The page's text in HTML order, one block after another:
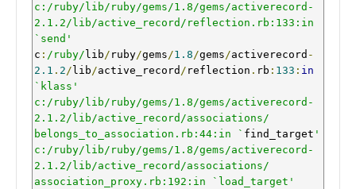
c:/ruby/lib/ruby/gems/1.8/gems/activerecord-
2.1.2/lib/active_record/reflection.rb:133:in
`send'
c : /ruby/ lib/ ruby/gems/1.8/gems/activerecord -
2.1 . 2/ lib/active_record / reflection . rb : 133 : in
`klass'
c:/ruby/lib/ruby/gems/1.8/gems/activerecord-
2.1.2/lib/active_record/associations/
belongs_to_association.rb:44:in ` find_target '
c:/ruby/lib/ruby/gems/1.8/gems/activerecord-
2.1.2/lib/active_record/associations/
association_proxy.rb:192:in `load_target'